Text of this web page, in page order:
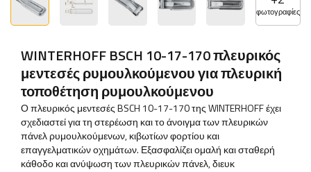
φωτογραφίες
WINTERHOFF BSCH 10-17-170 πλευρικός
μεντεσές ρυμουλκούμενου για πλευρική
τοποθέτηση ρυμουλκούμενου
Ο πλευρικός μεντεσές BSCH 10-17-170 της WINTERHOFF έχει
σχεδιαστεί για τη στερέωση και το άνοιγμα των πλευρικών
πάνελ ρυμουλκούμενων, κιβωτίων φορτίου και
επαγγελματικών οχημάτων. Εξασφαλίζει ομαλή και σταθερή
κάθοδο και ανύψωση των πλευρικών πάνελ, διευκ